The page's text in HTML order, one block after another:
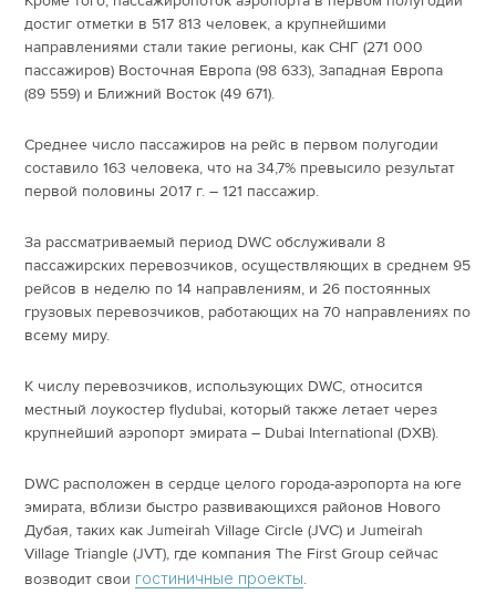
достиг отметки в 517 813 человек, а крупнейшими
направлениями стали такие регионы, как СНГ (271 000
пассажиров) Восточная Европа (98 633), Западная Европа
(89 559) и Ближний Восток (49 671).
Среднее число пассажиров на рейс в первом полугодии
составило 163 человека, что на 34,7% превысило результат
первой половины 2017 г. – 121 пассажир.
За рассматриваемый период DWC обслуживали 8
пассажирских перевозчиков, осуществляющих в среднем 95
рейсов в неделю по 14 направлениям, и 26 постоянных
грузовых перевозчиков, работающих на 70 направлениях по
всему миру.
К числу перевозчиков, использующих DWC, относится
местный лоукостер flydubai, который также летает через
крупнейший аэропорт эмирата – Dubai International (DXB).
DWC расположен в сердце целого города-аэропорта на юге
эмирата, вблизи быстро развивающихся районов Нового
Дубая, таких как Jumeirah Village Circle (JVC) и Jumeirah
Village Triangle (JVT), где компания The First Group сейчас
возводит свои гостиничные проекты.